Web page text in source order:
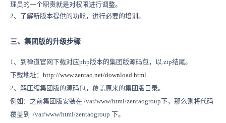
理员的一个职责就是对权限进行调整。
2、了解新版本提供的功能，进行必要的培训。
三、集团版的升级步骤
1、到禅道官网下载对应php版本的集团版源码包， 以.zip结尾。
下载地址： http://www.zentao.net/download.html
2、解压缩集团版的源码包，覆盖原来的集团版目录。
例如：之前集团版安装在 /var/www/html/zentaogroup下，那么则将代码
覆盖到 /var/www/html/zentaogroup 下。